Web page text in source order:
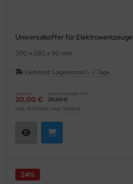
Universalkoffer für Elektrowerkzeuge
390 x 280 x 90 mm
Lieferzeit: Lagervorrat 1 - 2 Tage
Jetzt nur
20,00 €
Unser bisheriger Preis
31,20 €
zzgl. 19 % MwSt. zzgl. Versand
24%